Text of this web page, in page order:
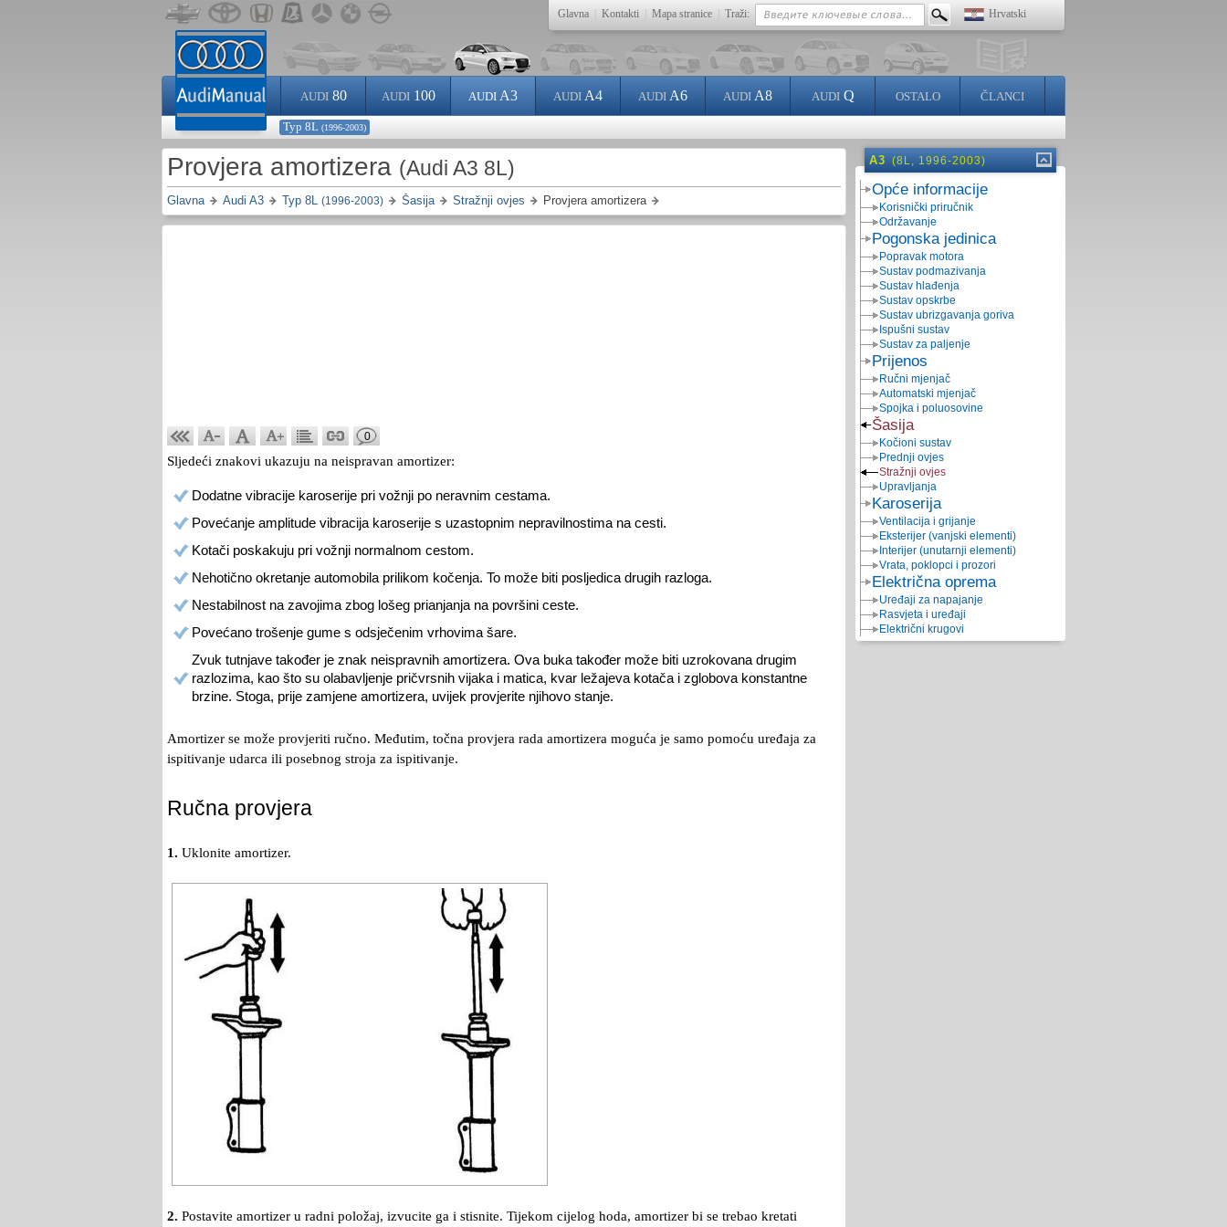
Glavna Kontakti Mapa stranice Traži: Hrvatski
AUDI80 AUDI100 AUDI A3 AUDI A4 AUDI A6 AUDI A8 AUDIQ OSTALO ČLANCI
Typ 8L (1996-2003)
Provjera amortizera (Audi A3 8L)
Glavna Audi A3 Typ 8L (1996-2003) Šasija Stražnji ovjes Provjera amortizera
0
Sljedeći znakovi ukazuju na neispravan amortizer:
Dodatne vibracije karoserije pri vožnji po neravnim cestama.
Povećanje amplitude vibracija karoserije s uzastopnim nepravilnostima na cesti.
Kotači poskakuju pri vožnji normalnom cestom.
Nehotično okretanje automobila prilikom kočenja. To može biti posljedica drugih razloga.
Nestabilnost na zavojima zbog lošeg prianjanja na površini ceste.
Povećano trošenje gume s odsječenim vrhovima šare.
Zvuk tutnjave također je znak neispravnih amortizera. Ova buka također može biti uzrokovana drugim
razlozima, kao što su olabavljenje pričvrsnih vijaka i matica, kvar ležajeva kotača i zglobova konstantne
brzine. Stoga, prije zamjene amortizera, uvijek provjerite njihovo stanje.
Amortizer se može provjeriti ručno. Međutim, točna provjera rada amortizera moguća je samo pomoću uređaja za
ispitivanje udarca ili posebnog stroja za ispitivanje.
Ručna provjera
1. Uklonite amortizer.
2. Postavite amortizer u radni položaj, izvucite ga i stisnite. Tijekom cijelog hoda, amortizer bi se trebao kretati
A3 (8L, 1996-2003)
Opće informacije
Korisnički priručnik
Održavanje
Pogonska jedinica
Popravak motora
Sustav podmazivanja
Sustav hlađenja
Sustav opskrbe
Sustav ubrizgavanja goriva
Ispušni sustav
Sustav za paljenje
Prijenos
Ručni mjenjač
Automatski mjenjač
Spojka i poluosovine
Šasija
Kočioni sustav
Prednji ovjes
Stražnji ovjes
Upravljanja
Karoserija
Ventilacija i grijanje
Eksterijer (vanjski elementi)
Interijer (unutarnji elementi)
Vrata, poklopci i prozori
Električna oprema
Uređaji za napajanje
Rasvjeta i uređaji
Električni krugovi